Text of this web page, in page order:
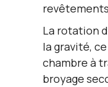
La rotation
la gravité,
chambre à
broyage